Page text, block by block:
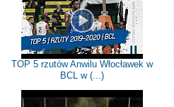
TOP 5 rzutów Anwilu Włocławek w
BCL w (...)